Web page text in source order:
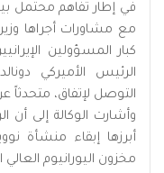
في إطار تفاهم محتمل
مع مشاورات أجراها
كبار المسؤولين
الرئيس الأميركي
التوصل لإتفاق،
وأشارت الوكالة إلى
أبرزها إبقاء منشأة
مخزون اليورانيوم